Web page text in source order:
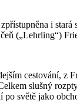
i
(„Lehrling“)
cestování, z
slušný
po světě jako